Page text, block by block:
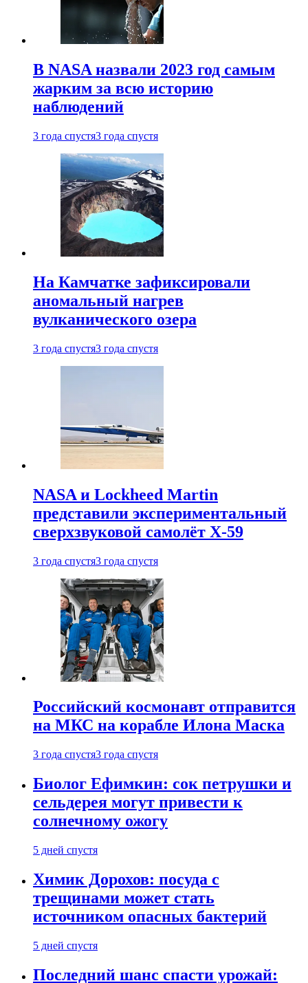
В NASA назвали 2023 год самым
жарким за всю историю
наблюдений
3 года спустя3 года спустя
На Камчатке зафиксировали
аномальный нагрев
вулканического озера
3 года спустя3 года спустя
NASA и Lockheed Martin
представили экспериментальный
сверхзвуковой самолёт X-59
3 года спустя3 года спустя
Российский космонавт отправится
на МКС на корабле Илона Маска
3 года спустя3 года спустя
Биолог Ефимкин: сок петрушки и
сельдерея могут привести к
солнечному ожогу
5 дней спустя
Химик Дорохов: посуда с
трещинами может стать
источником опасных бактерий
5 дней спустя
Последний шанс спасти урожай: